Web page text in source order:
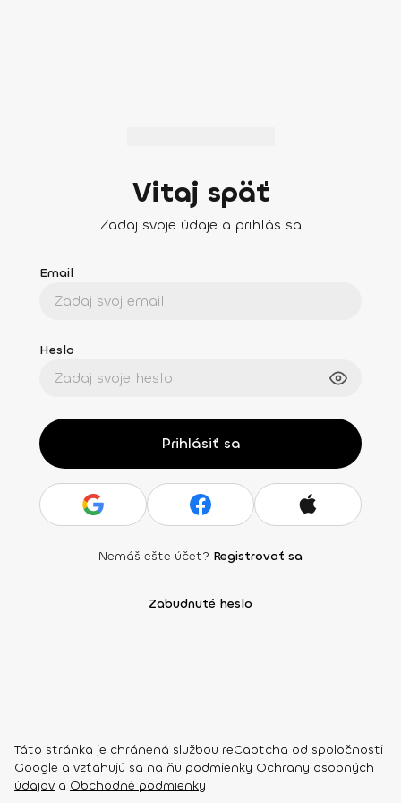
Vitaj späť
Zadaj svoje údaje a prihlás sa
Email
Heslo
Prihlásiť sa
Nemáš ešte účet? Registrovať sa
Zabudnuté heslo
Táto stránka je chránená službou reCaptcha od spoločnosti
Google a vzťahujú sa na ňu podmienky Ochrany osobných
údajov a Obchodné podmienky